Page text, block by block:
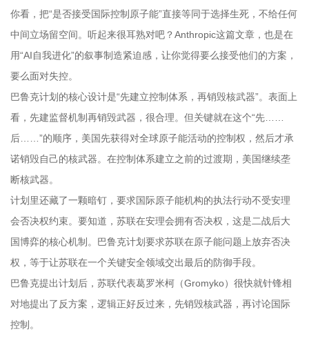
你看，把“是否接受国际控制原子能”直接等同于选择生死，不给任何
中间立场留空间。听起来很耳熟对吧？Anthropic这篇文章，也是在
用“AI自我进化”的叙事制造紧迫感，让你觉得要么接受他们的方案，
要么面对失控。
巴鲁克计划的核心设计是“先建立控制体系，再销毁核武器”。表面上
看，先建监督机制再销毁武器，很合理。但关键就在这个“先……
后……”的顺序，美国先获得对全球原子能活动的控制权，然后才承
诺销毁自己的核武器。在控制体系建立之前的过渡期，美国继续垄
断核武器。
计划里还藏了一颗暗钉，要求国际原子能机构的执法行动不受安理
会否决权约束。要知道，苏联在安理会拥有否决权，这是二战后大
国博弈的核心机制。巴鲁克计划要求苏联在原子能问题上放弃否决
权，等于让苏联在一个关键安全领域交出最后的防御手段。
巴鲁克提出计划后，苏联代表葛罗米柯（Gromyko）很快就针锋相
对地提出了反方案，逻辑正好反过来，先销毁核武器，再讨论国际
控制。